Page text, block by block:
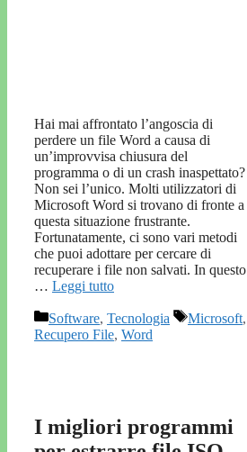
Hai mai affrontato l’angoscia di
perdere un file Word a causa di
un’improvvisa chiusura del
programma o di un crash inaspettato?
Non sei l’unico. Molti utilizzatori di
Microsoft Word si trovano di fronte a
questa situazione frustrante.
Fortunatamente, ci sono vari metodi
che puoi adottare per cercare di
recuperare i file non salvati. In questo
… Leggi tutto
Categorie
Software, Tecnologia Tag
Microsoft,
Recupero File, Word
I migliori programmi